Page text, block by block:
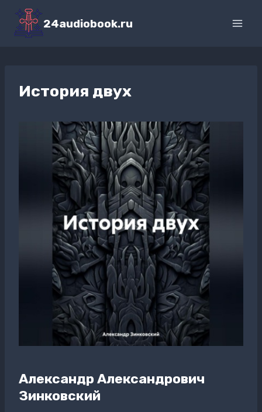
Перейти
содержимому
24audiobook.ru
История двух
Александр Александрович
Зинковский